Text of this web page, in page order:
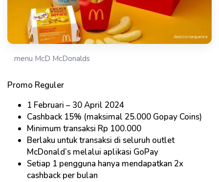
menu McD McDonalds
Promo Reguler
1 Februari – 30 April 2024
Cashback 15% (maksimal 25.000 Gopay Coins)
Minimum transaksi Rp 100.000
Berlaku untuk transaksi di seluruh outlet
McDonald’s melalui aplikasi GoPay
Setiap 1 pengguna hanya mendapatkan 2x
cashback per bulan